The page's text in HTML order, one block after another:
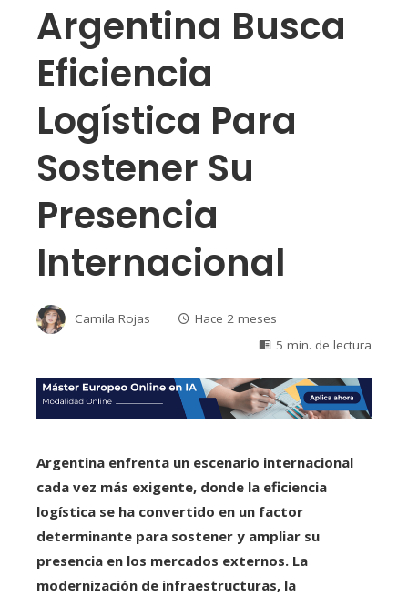
Argentina Busca
Eficiencia
Logística Para
Sostener Su
Presencia
Internacional
Camila Rojas
Hace 2 meses
5 min. de lectura
Argentina enfrenta un escenario internacional
cada vez más exigente, donde la eficiencia
logística se ha convertido en un factor
determinante para sostener y ampliar su
presencia en los mercados externos. La
modernización de infraestructuras, la